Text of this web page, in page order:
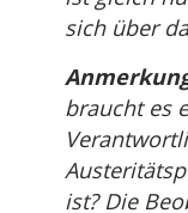
sich über
braucht es
ist? Die